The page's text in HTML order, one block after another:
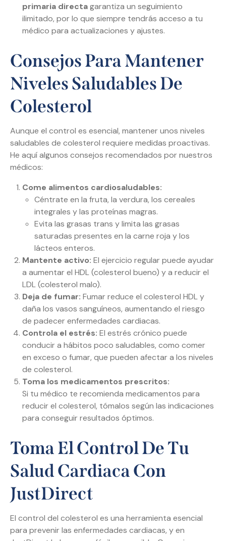
primaria directagarantiza un seguimiento
ilimitado, por lo que siempre tendrás acceso a tu
médico para actualizaciones y ajustes.
Consejos Para Mantener
Niveles Saludables De
Colesterol
Aunque el control es esencial, mantener unos niveles
saludables de colesterol requiere medidas proactivas.
He aquí algunos consejos recomendados por nuestros
médicos:
Come alimentos cardiosaludables:
Céntrate en la fruta, la verdura, los cereales
integrales y las proteínas magras.
Evita las grasas trans y limita las grasas
saturadas presentes en la carne roja y los
lácteos enteros.
Mantente activo: El ejercicio regular puede ayudar
a aumentar el HDL (colesterol bueno) y a reducir el
LDL (colesterol malo).
Deja de fumar: Fumar reduce el colesterol HDL y
daña los vasos sanguíneos, aumentando el riesgo
de padecer enfermedades cardiacas.
Controla el estrés: El estrés crónico puede
conducir a hábitos poco saludables, como comer
en exceso o fumar, que pueden afectar a los niveles
de colesterol.
Toma los medicamentos prescritos:
Si tu médico te recomienda medicamentos para
reducir el colesterol, tómalos según las indicaciones
para conseguir resultados óptimos.
Toma El Control De Tu
Salud Cardiaca Con
JustDirect
El control del colesterol es una herramienta esencial
para prevenir las enfermedades cardiacas, y en